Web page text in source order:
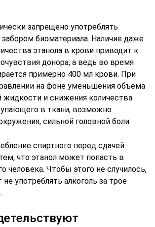
запрещено употреблять
биоматериала. Наличие даже
этанола в крови приводит к
донора, а ведь во время
примерно 400 мл крови. При
на фоне уменьшения объема
и снижения количества
в ткани, возможно
сильной головной боли.
спиртного перед сдачей
что этанол может попасть в
человека. Чтобы этого не случилось,
употреблять алкоголь за трое